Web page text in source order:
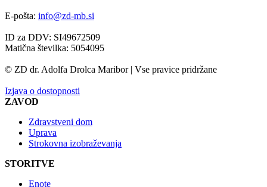
E-pošta: info@zd-mb.si
ID za DDV: SI49672509
Matična številka: 5054095
© ZD dr. Adolfa Drolca Maribor | Vse pravice pridržane
Izjava o dostopnosti
ZAVOD
Zdravstveni dom
Uprava
Strokovna izobraževanja
STORITVE
Enote